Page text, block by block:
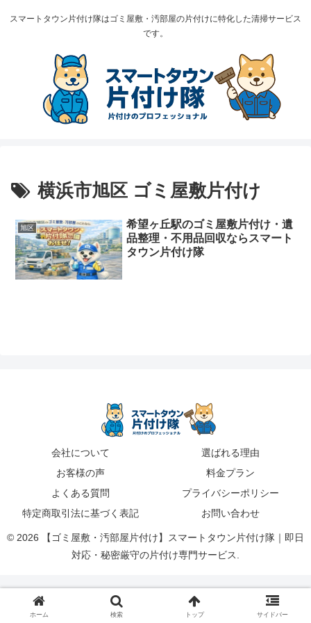
スマートタウン片付け隊はゴミ屋敷・汚部屋の片付けに特化した清掃サービス
です。
横浜市旭区 ゴミ屋敷片付け
旭区
希望ヶ丘駅のゴミ屋敷片付け・遺
品整理・不用品回収ならスマート
タウン片付け隊
会社について
選ばれる理由
お客様の声
料金プラン
よくある質問
プライバシーポリシー
特定商取引法に基づく表記
お問い合わせ
© 2026 【ゴミ屋敷・汚部屋片付け】スマートタウン片付け隊｜即日
対応・秘密厳守の片付け専門サービス.
ホーム 検索 トップ サイドバー